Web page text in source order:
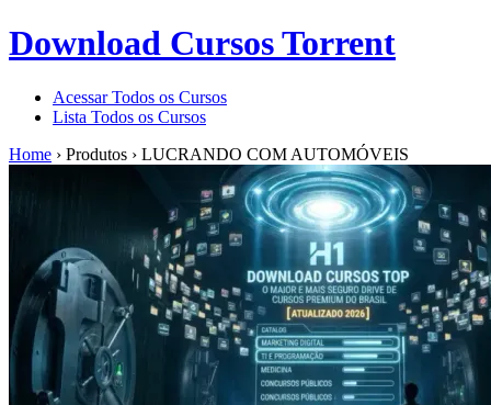
Download Cursos Torrent
Acessar Todos os Cursos
Lista Todos os Cursos
Home › Produtos › LUCRANDO COM AUTOMÓVEIS